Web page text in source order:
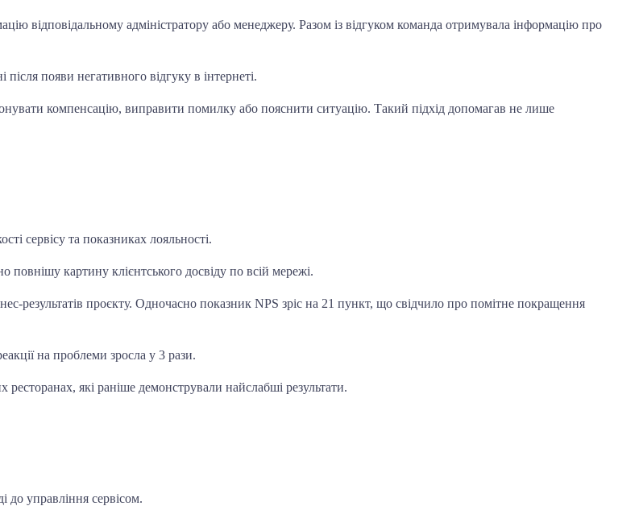
відповідальному адміністратору або менеджеру. Разом із відгуком команда отримувала інформацію про
появи негативного відгуку в інтернеті.
компенсацію, виправити помилку або пояснити ситуацію. Такий підхід допомагав не лише
сервісу та показниках лояльності.
повнішу картину клієнтського досвіду по всій мережі.
результатів проєкту. Одночасно показник NPS зріс на 21 пункт, що свідчило про помітне покращення
на проблеми зросла у 3 рази.
які раніше демонстрували найслабші результати.
до управління сервісом.